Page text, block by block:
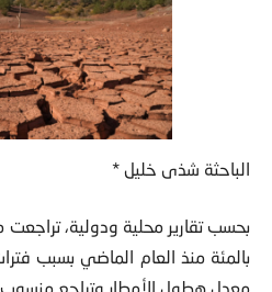
الباحثة شذى خليل *
بالمئة منذ العام الماضي بسبب
معدل هطول الأمطار وتراجع منسوب